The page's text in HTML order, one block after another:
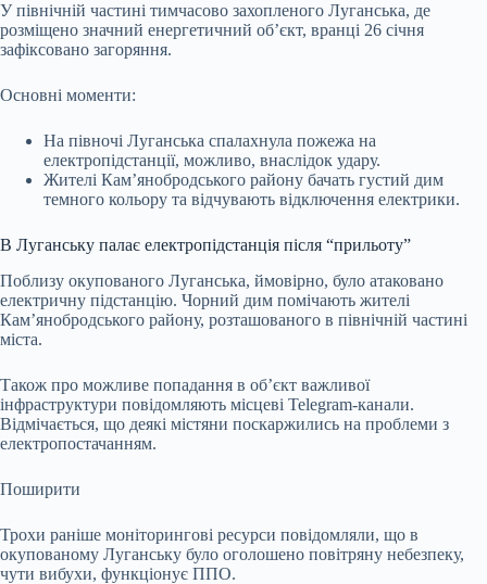
У північній частині тимчасово захопленого Луганська, де
розміщено значний енергетичний об’єкт, вранці 26 січня
зафіксовано загоряння.
Основні моменти:
На півночі Луганська спалахнула пожежа на
електропідстанції, можливо, внаслідок удару.
Жителі Кам’янобродського району бачать густий дим
темного кольору та відчувають відключення електрики.
В Луганську палає електропідстанція після “прильоту”
Поблизу окупованого Луганська, ймовірно, було атаковано
електричну підстанцію. Чорний дим помічають жителі
Кам’янобродського району, розташованого в північній частині
міста.
Також про можливе попадання в об’єкт важливої
інфраструктури повідомляють місцеві Telegram-канали.
Відмічається, що деякі містяни поскаржились на проблеми з
електропостачанням.
Поширити
Трохи раніше моніторингові ресурси повідомляли, що в
окупованому Луганську було оголошено повітряну небезпеку,
чути вибухи, функціонує ППО.